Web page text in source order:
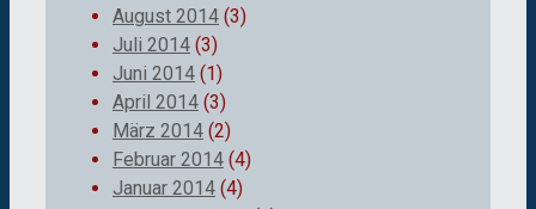
August 2014 (3)
Juli 2014 (3)
Juni 2014 (1)
April 2014 (3)
März 2014 (2)
Februar 2014 (4)
Januar 2014 (4)